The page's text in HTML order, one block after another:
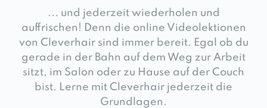
... und jederzeit wiederholen und
auffrischen! Denn die online Videolektionen
von Cleverhair sind immer bereit. Egal ob du
gerade in der Bahn auf dem Weg zur Arbeit
sitzt, im Salon oder zu Hause auf der Couch
bist. Lerne mit Cleverhair jederzeit die
Grundlagen.